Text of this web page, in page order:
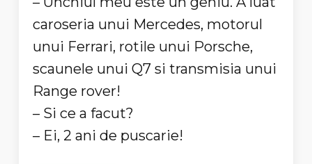
caroseria unui Mercedes, motorul
unui Ferrari, rotile unui Porsche,
scaunele unui Q7 si transmisia unui
Range rover!
– Si ce a facut?
– Ei, 2 ani de puscarie!